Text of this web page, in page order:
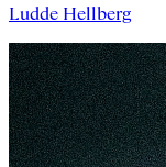
Ludde Hellberg